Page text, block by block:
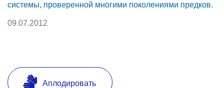
системы, проверенной многими поколениями предков.
09.07.2012
Аплодировать